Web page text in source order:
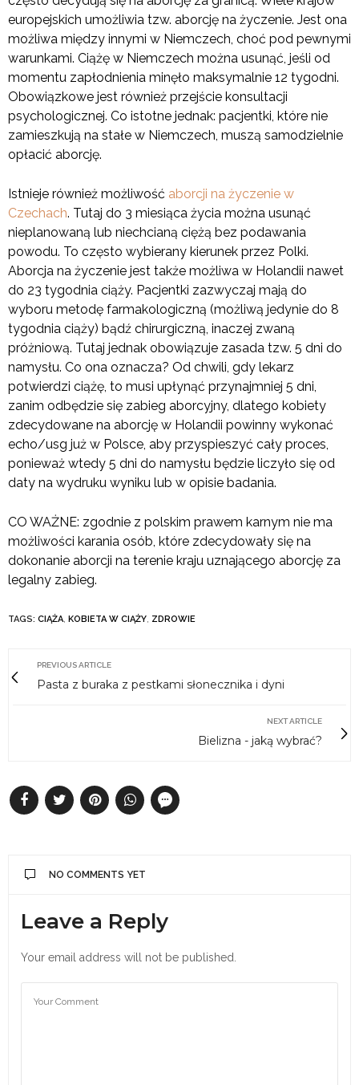
europejskich umożliwia tzw. aborcję na życzenie. Jest ona
możliwa między innymi w Niemczech, choć pod pewnymi
warunkami. Ciążę w Niemczech można usunąć, jeśli od
momentu zapłodnienia minęło maksymalnie 12 tygodni.
Obowiązkowe jest również przejście konsultacji
psychologicznej. Co istotne jednak: pacjentki, które nie
zamieszkują na stałe w Niemczech, muszą samodzielnie
opłacić aborcję.
Istnieje również możliwość aborcji na życzenie w
Czechach. Tutaj do 3 miesiąca życia można usunąć
nieplanowaną lub niechcianą ciężą bez podawania
powodu. To często wybierany kierunek przez Polki.
Aborcja na życzenie jest także możliwa w Holandii nawet
do 23 tygodnia ciąży. Pacjentki zazwyczaj mają do
wyboru metodę farmakologiczną (możliwą jedynie do 8
tygodnia ciąży) bądź chirurgiczną, inaczej zwaną
próżniową. Tutaj jednak obowiązuje zasada tzw. 5 dni do
namysłu. Co ona oznacza? Od chwili, gdy lekarz
potwierdzi ciążę, to musi upłynąć przynajmniej 5 dni,
zanim odbędzie się zabieg aborcyjny, dlatego kobiety
zdecydowane na aborcję w Holandii powinny wykonać
echo/usg już w Polsce, aby przyspieszyć cały proces,
ponieważ wtedy 5 dni do namysłu będzie liczyło się od
daty na wydruku wyniku lub w opisie badania.
CO WAŻNE: zgodnie z polskim prawem karnym nie ma
możliwości karania osób, które zdecydowały się na
dokonanie aborcji na terenie kraju uznającego aborcję za
legalny zabieg.
TAGS: CIĄŻA, KOBIETA W CIĄŻY, ZDROWIE
PREVIOUS ARTICLE
Pasta z buraka z pestkami słonecznika i dyni
NEXT ARTICLE
Bielizna - jaką wybrać?
NO COMMENTS YET
Leave a Reply
Your email address will not be published.